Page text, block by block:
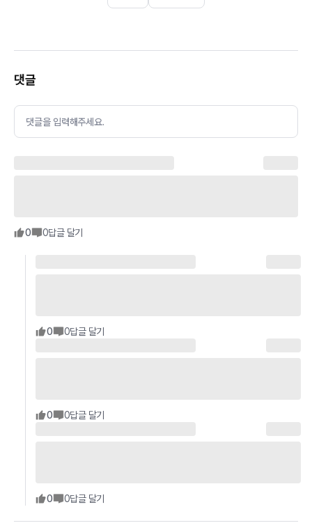
댓글
댓글을 입력해주세요.
0 0답글 달기
0 0답글 달기
0 0답글 달기
0 0답글 달기